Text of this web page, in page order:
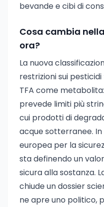
bevande e cibi di
Cosa cambia
ora?
La nuova
restrizioni sui
TFA come
prevede limiti più
cui prodotti di
acque sotterranee.
europea per la
sta definendo un
sicura alla sostanza.
chiude un dossier
ne apre uno politico,